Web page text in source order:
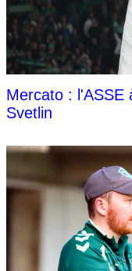
Mercato : l'ASSE
Svetlin